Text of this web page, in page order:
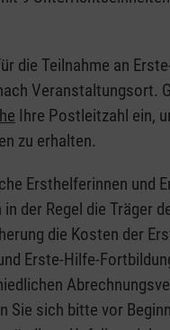
die Teilnahme an
Veranstaltungsort.
Ihre Postleitzahl ein,
zu erhalten.
Ersthelferinnen und
in der Regel die Träger
die Kosten der
Erste-Hilfe-
Sie sich bitte vor